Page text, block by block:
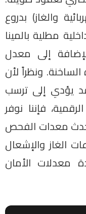
والغاز) بدروع
مطلية بالمينا
إلى معدل
ونظراً لأن
يؤدي إلى ترسب
فإننا نوفر
معدات الفحص
الغاز والإشعال
معدلات الأمان